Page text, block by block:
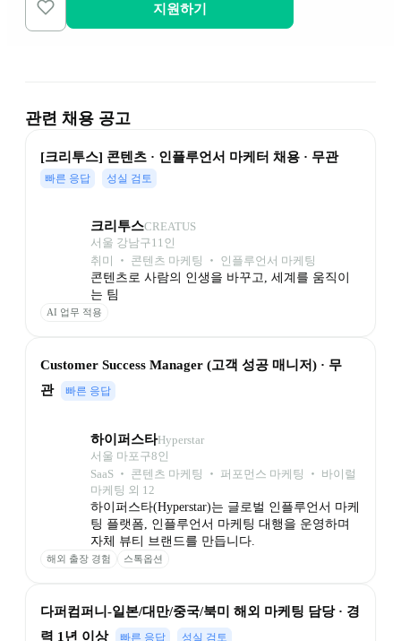
지원하기
관련 채용 공고
[크리투스] 콘텐츠 · 인플루언서 마케터 채용 · 무관
빠른 응답 성실 검토
크리투스CREATUS
서울 강남구11인
취미 ‧ 콘텐츠 마케팅 ‧ 인플루언서 마케팅
콘텐츠로 사람의 인생을 바꾸고, 세계를 움직이
는 팀
AI 업무 적용
Customer Success Manager (고객 성공 매니저) · 무
관
빠른 응답
하이퍼스타Hyperstar
서울 마포구8인
SaaS ‧ 콘텐츠 마케팅 ‧ 퍼포먼스 마케팅 ‧ 바이럴
마케팅 외 12
하이퍼스타(Hyperstar)는 글로벌 인플루언서 마케
팅 플랫폼, 인플루언서 마케팅 대행을 운영하며
자체 뷰티 브랜드를 만듭니다.
해외 출장 경험 스톡옵션
다퍼컴퍼니-일본/대만/중국/북미 해외 마케팅 담당 · 경
력 1년 이상
빠른 응답
성실 검토